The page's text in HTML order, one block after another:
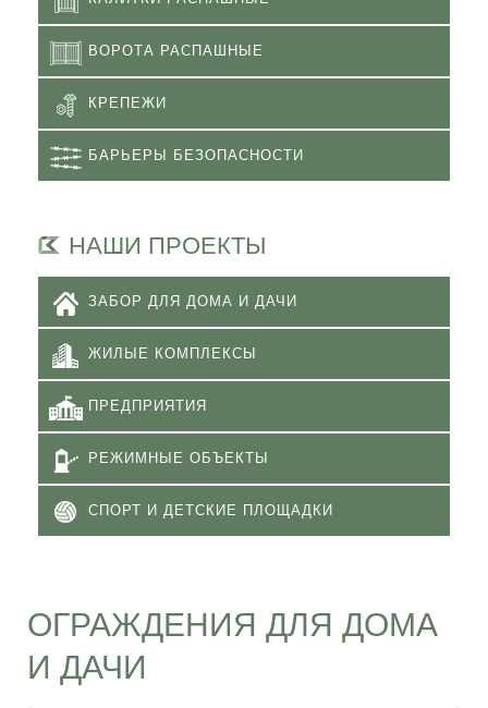
ВОРОТА РАСПАШНЫЕ
КРЕПЕЖИ
БАРЬЕРЫ БЕЗОПАСНОСТИ
НАШИ ПРОЕКТЫ
ЗАБОР ДЛЯ ДОМА И ДАЧИ
ЖИЛЫЕ КОМПЛЕКСЫ
ПРЕДПРИЯТИЯ
РЕЖИМНЫЕ ОБЪЕКТЫ
СПОРТ И ДЕТСКИЕ ПЛОЩАДКИ
ОГРАЖДЕНИЯ ДЛЯ ДОМА
И ДАЧИ